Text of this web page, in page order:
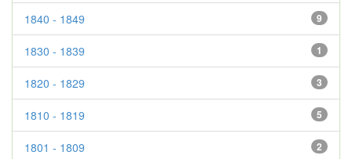
9
1840 - 1849
1
1830 - 1839
3
1820 - 1829
5
1810 - 1819
2
1801 - 1809